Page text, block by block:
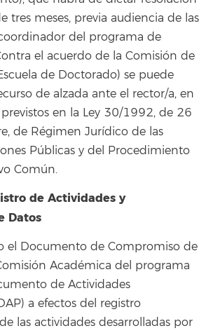
tres meses, previa audiencia de las
del programa de
el acuerdo de la Comisión de
de Doctorado) se puede
de alzada ante el rector/a, en
en la Ley 30/1992, de 26
de Régimen Jurídico de las
Públicas y del Procedimiento
Común.
de Actividades y
Datos
el Documento de Compromiso de
Académica del programa
de Actividades
a efectos del registro
las actividades desarrolladas por